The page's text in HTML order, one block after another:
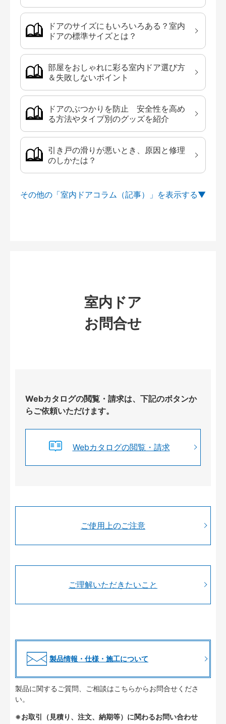
ドアのサイズにもいろいろある？室内
ドアの標準サイズとは？
部屋をおしゃれに彩る室内ドア選び方
＆失敗しないポイント
ドアのぶつかりを防止 安全性を高め
る方法やタイプ別のグッズを紹介
引き戸の滑りが悪いとき、原因と修理
のしかたは？
その他の「室内ドアコラム（記事）」を
室内ドア
お問合せ
Webカタログの閲覧・請求は、下記のボタンか
らご依頼いただけます。
Webカタログの閲覧・請求
ご使用上のご注意
ご理解いただきたいこと
製品情報・仕様・施工について
製品に関するご質問、ご相談はこちらからお問合せくださ
い。
※お取引（見積り、注文、納期等）に関わるお問い合わせ